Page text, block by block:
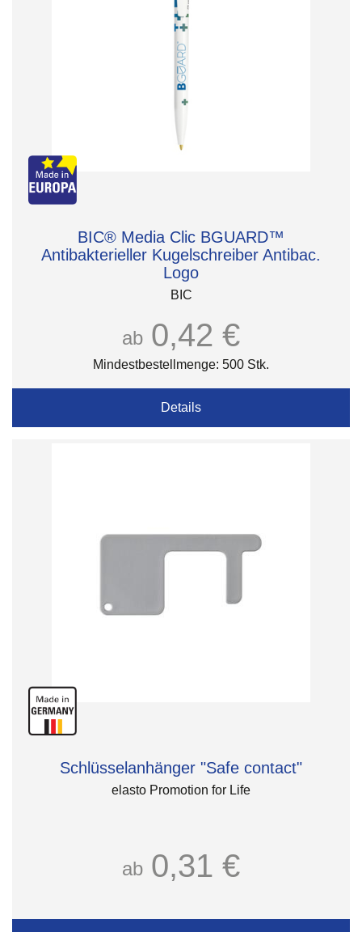
BIC® Media Clic BGUARD™
Antibakterieller Kugelschreiber Antibac.
Logo
BIC
ab 0,42 €
Mindestbestellmenge: 500 Stk.
Details
Schlüsselanhänger "Safe contact"
elasto Promotion for Life
ab 0,31 €